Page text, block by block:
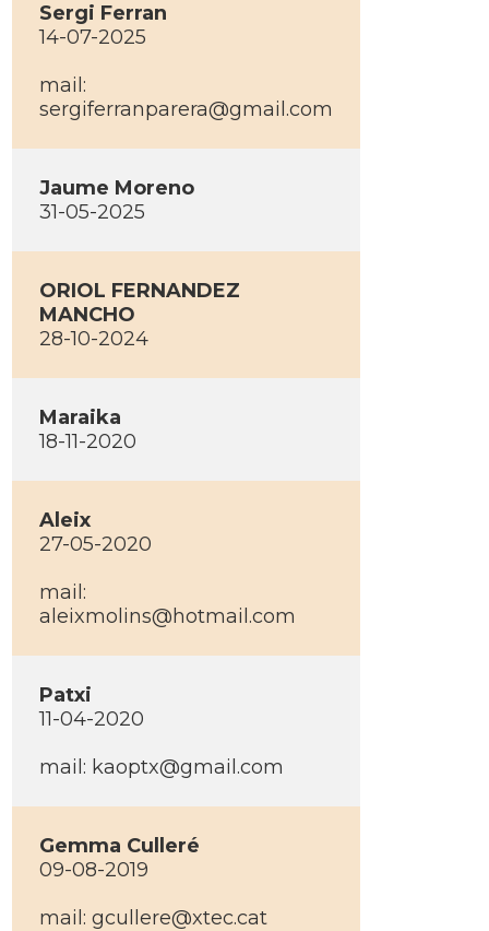
Sergi Ferran
14-07-2025
mail:
sergiferranparera@gmail.com
Jaume Moreno
31-05-2025
ORIOL FERNANDEZ
MANCHO
28-10-2024
Maraika
18-11-2020
Aleix
27-05-2020
mail:
aleixmolins@hotmail.com
Patxi
11-04-2020
mail: kaoptx@gmail.com
Gemma Culleré
09-08-2019
mail: gcullere@xtec.cat